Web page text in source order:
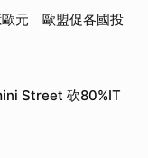
歐元 歐盟促各國投
Street 砍80%IT